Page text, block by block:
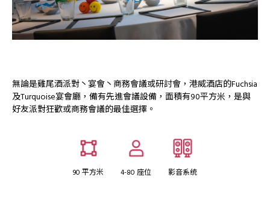
無論是雞尾酒派對丶宴會丶商務會議或研討會，港威酒店的Fuchsia
及Turquoise宴會廳，備有先進會議設備，面積有90平方米，是與
好友派對狂歡或商務會議的最佳選擇。
90 平方米 4-80 座位 影音系统